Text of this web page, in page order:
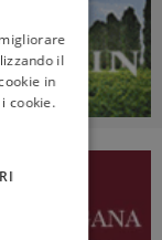
ENGLISH
il
in
cookie.